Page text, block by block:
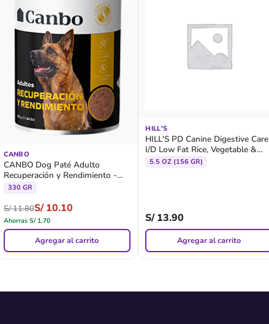
CANBO
CANBO Dog Paté Adulto
Recuperación y Rendimiento -
Lata
330 GR
S/11.80S/10.10
Ahorras S/1.70
Agregar al carrito
HILL'S
HILL'S PD Canine Digestive Care
I/D Low Fat Rice, Vegetable &
Chicken Stew - Lata
5.5 OZ (156 GR)
S/13.90
Agregar al carrito